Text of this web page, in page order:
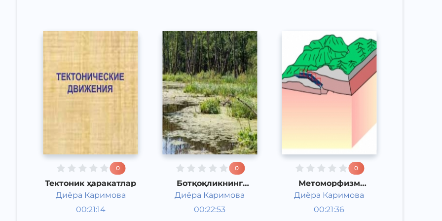
0
Тектоник ҳаракатлар
Диёра Каримова
00:21:14
Таълим
0
Ботқоқликнинг
геологик фаолияти
Диёра Каримова
00:22:53
Таълим
0
Метоморфизм
жараёнлари
Диёра Каримова
00:21:36
Таълим